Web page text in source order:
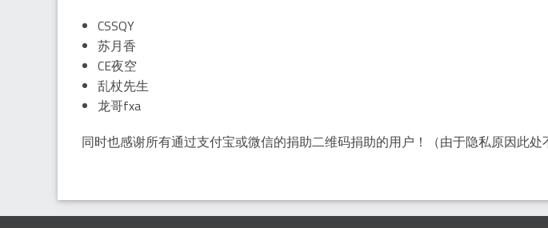
CSSQY
苏月香
CE夜空
乱杖先生
龙哥fxa
同时也感谢所有通过支付宝或微信的捐助二维码捐助的用户！（由于隐私原因此处